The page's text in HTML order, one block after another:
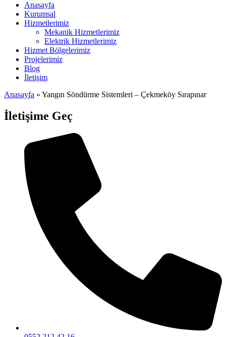
Anasayfa
Kurumsal
Hizmetlerimiz
Mekanik Hizmetlerimiz
Elektrik Hizmetlerimiz
Hizmet Bölgelerimiz
Projelerimiz
Blog
İletişim
Anasayfa » Yangın Söndürme Sistemleri – Çekmeköy Sırapınar
İletişime Geç